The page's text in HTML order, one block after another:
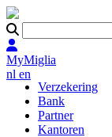
MyMiglia
nl en
Verzekering
Bank
Partner
Kantoren